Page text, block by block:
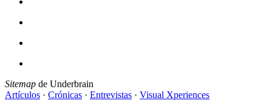
Sitemap de Underbrain
Artículos · Crónicas · Entrevistas · Visual Xperiences